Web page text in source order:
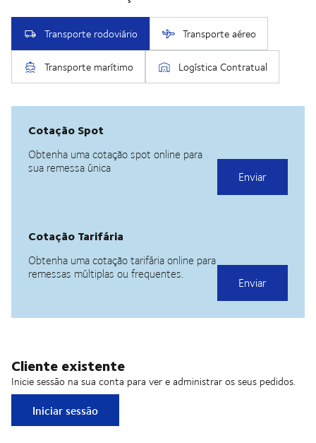
Cliente existente
Inicie sessão na sua conta para ver e administrar os seus pedidos.
Iniciar sessão